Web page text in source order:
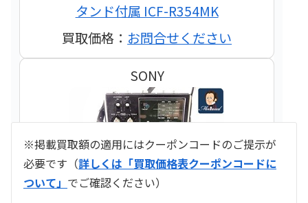
タンド付属 ICF-R354MK
買取価格： お問合せください
SONY
※掲載買取額の適用にはクーポンコードのご提示が
必要です（詳しくは「買取価格表クーポンコードに
ついて」 でご確認ください）